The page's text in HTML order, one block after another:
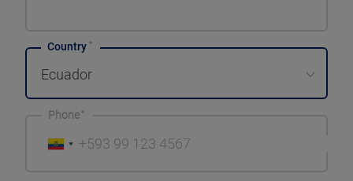
Country
Ecuador
Phone